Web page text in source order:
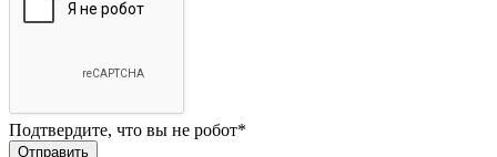
Подтвердите, что вы не робот*